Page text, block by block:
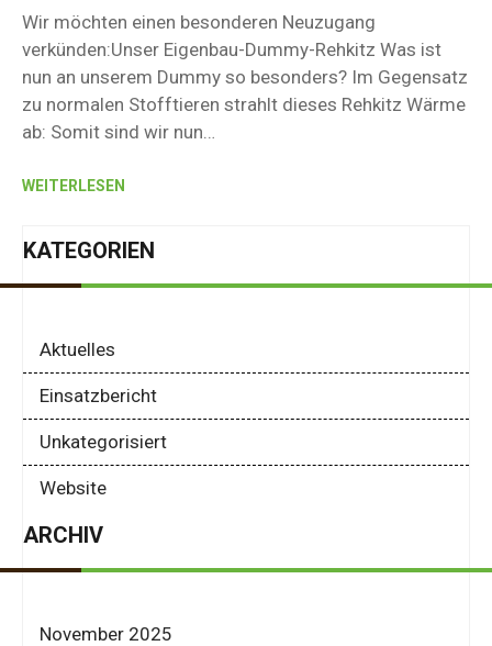
Wir möchten einen besonderen Neuzugang
verkünden:Unser Eigenbau-Dummy-Rehkitz Was ist
nun an unserem Dummy so besonders? Im Gegensatz
zu normalen Stofftieren strahlt dieses Rehkitz Wärme
ab: Somit sind wir nun…
WEITERLESEN
KATEGORIEN
Aktuelles
Einsatzbericht
Unkategorisiert
Website
ARCHIV
November 2025